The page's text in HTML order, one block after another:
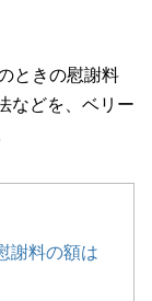
ときの慰謝料
などを、ベリー
謝料の額は